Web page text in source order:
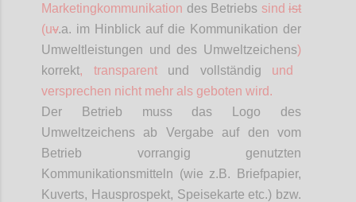
Marketingkommunikation des Betriebs sind ist
(uv.a. im Hinblick auf die Kommunikation der
Umweltleistungen und des Umweltzeichens)
korrekt, transparentund vollständig und
versprechen nicht mehr als geboten wird.
Der Betrieb muss das Logo des
Umweltzeichens ab Vergabe auf den vom
Betrieb vorrangig genutzten
Kommunikationsmitteln (wie z.B. Briefpapier,
Kuverts, Hausprospekt, Speisekarte etc.) bzw.